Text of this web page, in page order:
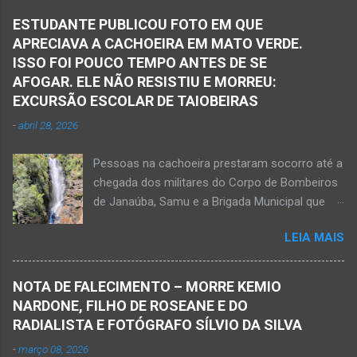
Pelotão do Corpo de Bombeiros Militar de
Janaúba seguiram para o local. Uma mulher
morreu e a outra vítima ficou gravemente
ferida e foi levada pelos socorristas do Samu
para o hospital na cidade de Monte Azul. Essa
do Suporte Aéreo Avançado de Vida (SAAV)
para unidade hospi...
ESTUDANTE PUBLICOU FOTO EM QUE
APRECIAVA A CACHOEIRA EM MATO VERDE.
ISSO FOI POUCO TEMPO ANTES DE SE
AFOGAR. ELE NÃO RESISTIU E MORREU:
EXCURSÃO ESCOLAR DE TAIOBEIRAS
-abril 28, 2026
Pessoas na cachoeira prestaram socorro até a
chegada dos militares do Corpo de Bombeiros
de Janaúba, Samu e a Brigada Municipal que
resistiu e foi a óbito Foto álbum pessoal Kauan
Pereira Alves publicou em sua rede social a
foto em que apreciava a Cachoeira Maria Rosa,
em Mato Verde, pouco tempo antes de se
afogar e depois vir a óbito nesta terça-feira, dia
LEIA MAIS
NOTA DE FALECIMENTO – MORRE KEMIO
NARDONE, FILHO DE ROSEANE E DO
RADIALISTA E FOTÓGRAFO SÍLVIO DA SILVA
-março 08, 2026